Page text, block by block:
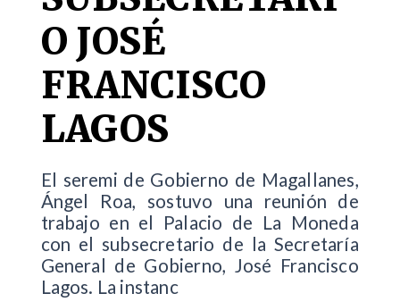
O JOSÉ
FRANCISCO
LAGOS
El seremi de Gobierno de Magallanes,
Ángel Roa, sostuvo una reunión de
trabajo en el Palacio de La Moneda
con el subsecretario de la Secretaría
General de Gobierno, José Francisco
Lagos. La instanc